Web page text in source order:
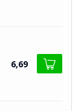
6,69